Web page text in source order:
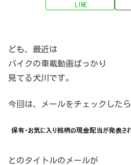
LINE
ども、最近は
バイクの車載動画ばっかり
見てる犬川です。
今回は、メールをチェックしたら
とのタイトルのメールが